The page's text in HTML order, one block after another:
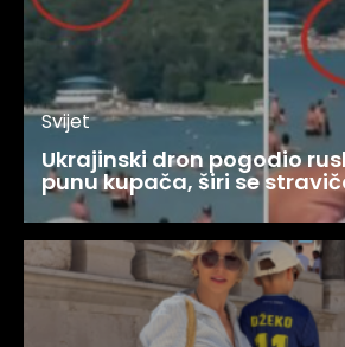
Svijet
Ukrajinski dron pogodio
punu kupača, širi se